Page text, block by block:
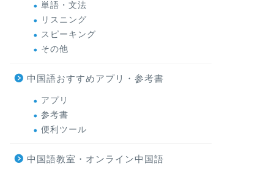
単語・文法
リスニング
スピーキング
その他
中国語おすすめアプリ・参考書
アプリ
参考書
便利ツール
中国語教室・オンライン中国語